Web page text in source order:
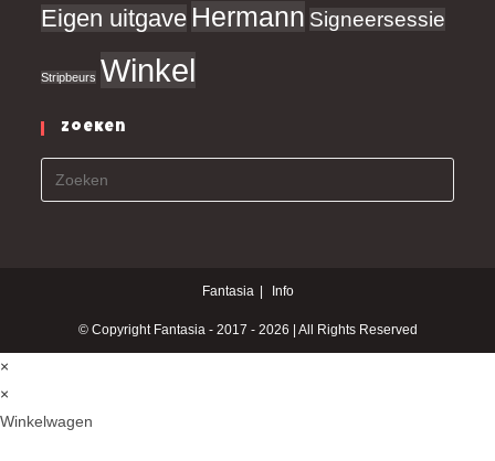
Eigen uitgave Hermann Signeersessie
Stripbeurs Winkel
Zoeken
Fantasia Info
© Copyright Fantasia - 2017 - 2026 | All Rights Reserved
×
×
Winkelwagen